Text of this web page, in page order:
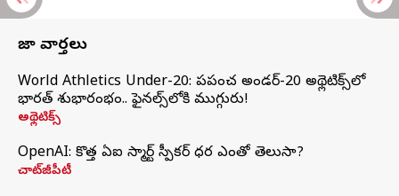
తాజా వార్తలు
World Athletics Under-20: ప్రపంచ అండర్-20 అథ్లెటిక్స్‌లో
భారత్‌ శుభారంభం.. ఫైనల్స్‌లోకి ముగ్గురు!
అథ్లెటిక్స్
OpenAI: కొత్త ఏఐ స్మార్ట్ స్పీకర్ ధర ఎంతో తెలుసా?
చాట్‌జీపీటీ